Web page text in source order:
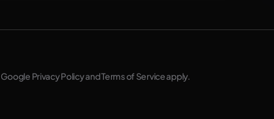
Google Privacy PolicyandTerms of Serviceapply.